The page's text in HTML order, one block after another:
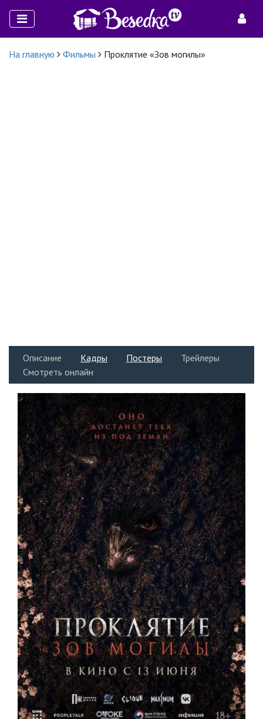
На главную Фильмы Проклятие «Зов могилы»
Описание Кадры Постеры
Трейлеры
Смотреть онлайн